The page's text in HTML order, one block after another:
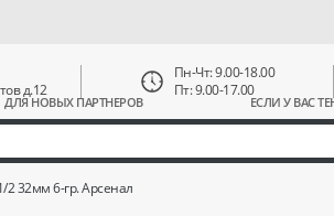
ДЛЯ НОВЫХ ПАРТНЕРОВ ЕСЛИ У ВАС
д.12
Пн-Чт: 9.00-18.00
Пт: 9.00-17.00
2 32мм 6-гр. Арсенал